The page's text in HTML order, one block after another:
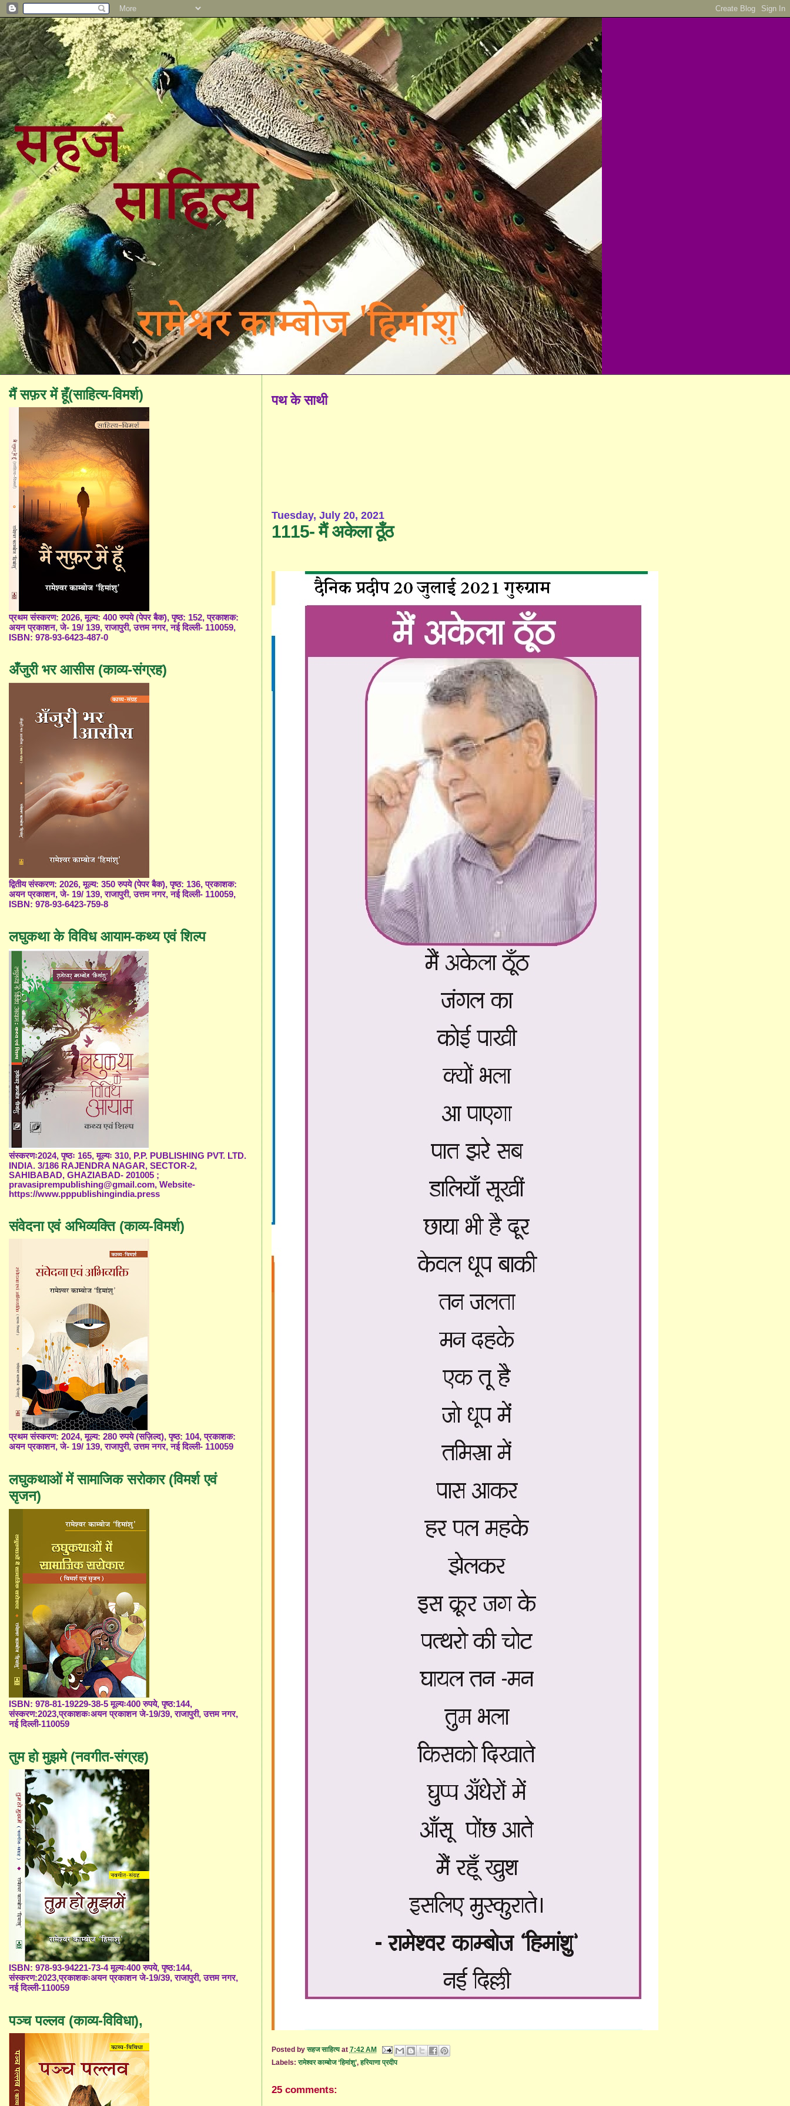
पथ के साथी
Tuesday, July 20, 2021
1115- मैं अकेला ठूँठ
Posted byसहज साहित्य at 7:42 AM
Labels:रामेश्वर काम्बोज ‘हिमांशु’,हरियाणा प्रदीप
25 comments:
मैं सफ़र में हूँ(साहित्य-विमर्श)
प्रथम संस्करण: 2026, मूल्य: 400 रुपये (पेपर बैक), पृष्ठ: 152, प्रकाशक:
अयन प्रकाशन, जे- 19/ 139, राजापुरी, उत्तम नगर, नई दिल्ली- 110059,
ISBN: 978-93-6423-487-0
अँजुरी भर आसीस (काव्य-संग्रह)
द्वितीय संस्करण: 2026, मूल्य: 350 रुपये (पेपर बैक), पृष्ठ: 136, प्रकाशक:
अयन प्रकाशन, जे- 19/ 139, राजापुरी, उत्तम नगर, नई दिल्ली- 110059,
ISBN: 978-93-6423-759-8
लघुकथा के विविध आयाम-कथ्य एवं शिल्प
संस्करणः2024, पृष्ठः 165, मूल्यः 310, P.P. PUBLISHING PVT. LTD.
INDIA. 3/186 RAJENDRA NAGAR, SECTOR-2,
SAHIBABAD, GHAZIABAD- 201005 ;
pravasiprempublishing@gmail.com, Website-
https://www.pppublishingindia.press
संवेदना एवं अभिव्यक्ति (काव्य-विमर्श)
प्रथम संस्करण: 2024, मूल्य: 280 रुपये (सज़िल्द), पृष्ठ: 104, प्रकाशक:
अयन प्रकाशन, जे- 19/ 139, राजापुरी, उत्तम नगर, नई दिल्ली- 110059
लघुकथाओं में सामाजिक सरोकार (विमर्श एवं
सृजन)
ISBN: 978-81-19229-38-5 मूल्यः400 रुपये, पृष्ठ:144,
संस्करण:2023,प्रकाशकःअयन प्रकाशन जे-19/39, राजापुरी, उत्तम नगर,
नई दिल्ली-110059
तुम हो मुझमे (नवगीत-संग्रह)
ISBN: 978-93-94221-73-4 मूल्यः400 रुपये, पृष्ठ:144,
संस्करण:2023,प्रकाशकःअयन प्रकाशन जे-19/39, राजापुरी, उत्तम नगर,
नई दिल्ली-110059
पञ्च पल्लव (काव्य-विविधा),